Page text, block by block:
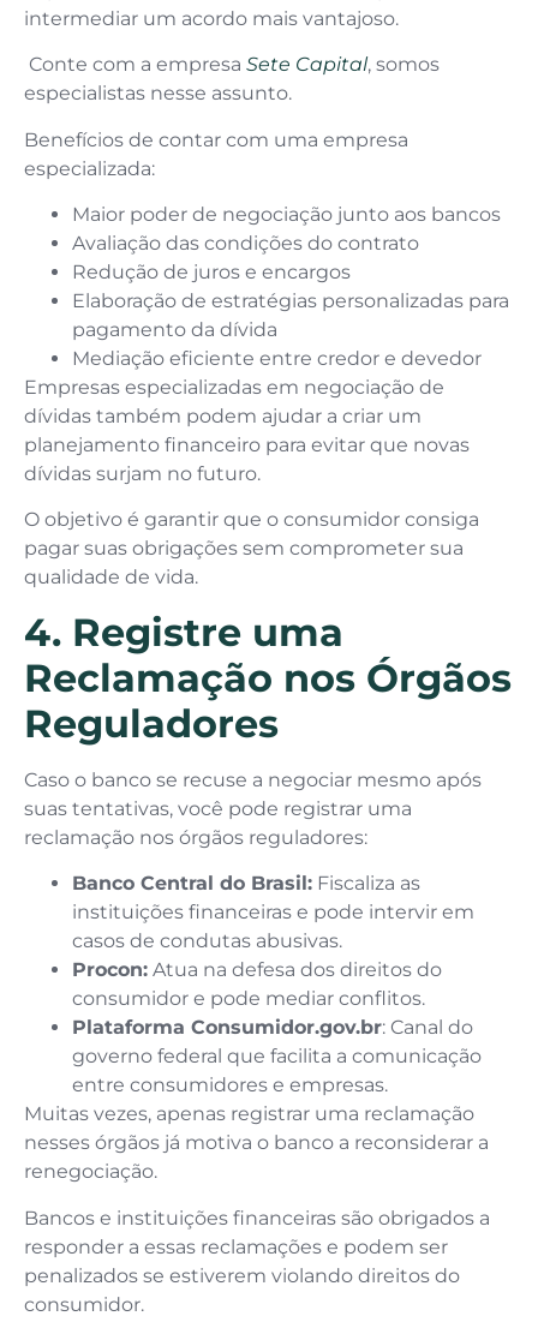
intermediar um acordo mais vantajoso.
Conte com a empresa Sete Capital, somos
especialistas nesse assunto.
Benefícios de contar com uma empresa
especializada:
Maior poder de negociação junto aos bancos
Avaliação das condições do contrato
Redução de juros e encargos
Elaboração de estratégias personalizadas para
pagamento da dívida
Mediação eficiente entre credor e devedor
Empresas especializadas em negociação de
dívidas também podem ajudar a criar um
planejamento financeiro para evitar que novas
dívidas surjam no futuro.
O objetivo é garantir que o consumidor consiga
pagar suas obrigações sem comprometer sua
qualidade de vida.
4. Registre uma
Reclamação nos Órgãos
Reguladores
Caso o banco se recuse a negociar mesmo após
suas tentativas, você pode registrar uma
reclamação nos órgãos reguladores:
Banco Central do Brasil: Fiscaliza as
instituições financeiras e pode intervir em
casos de condutas abusivas.
Procon: Atua na defesa dos direitos do
consumidor e pode mediar conflitos.
Plataforma Consumidor.gov.br: Canal do
governo federal que facilita a comunicação
entre consumidores e empresas.
Muitas vezes, apenas registrar uma reclamação
nesses órgãos já motiva o banco a reconsiderar a
renegociação.
Bancos e instituições financeiras são obrigados a
responder a essas reclamações e podem ser
penalizados se estiverem violando direitos do
consumidor.